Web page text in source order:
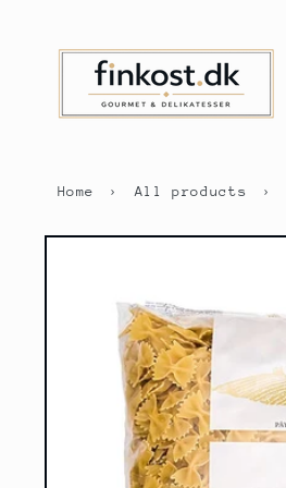
Home › All products ›